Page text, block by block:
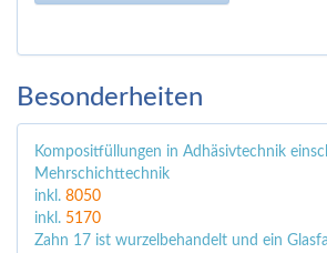
Besonderheiten
Kompositfüllungen in Adhäsivtechnik
Mehrschichttechnik
inkl. 8050
inkl. 5170
Zahn 17 ist wurzelbehandelt und ein